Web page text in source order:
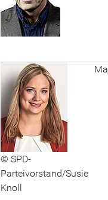
© SPD-
Parteivorstand/Susie
Knoll